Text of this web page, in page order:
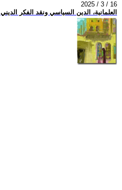
2025 / 3 / 16
العلمانية، الدين السياسي ونقد الفكر الديني